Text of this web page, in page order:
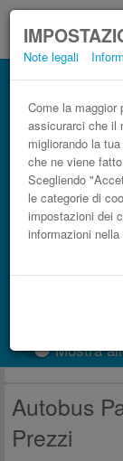
Note legali
Come la
assicurarci che il
migliorando la
che ne viene
Scegliendo
le categorie di
impostazioni dei
informazioni
Prenota il
Mostra
Autobus
Prezzi